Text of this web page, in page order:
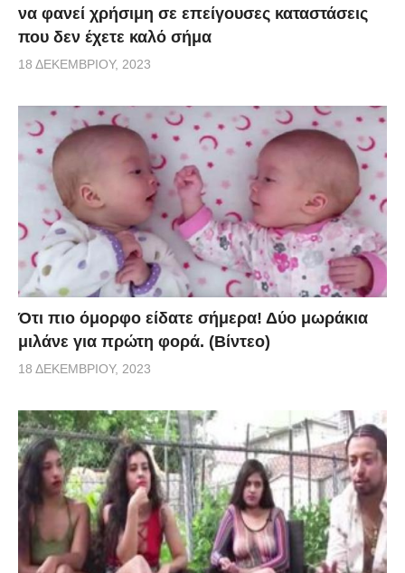
να φανεί χρήσιμη σε επείγουσες καταστάσεις
που δεν έχετε καλό σήμα
18 ΔΕΚΕΜΒΡΊΟΥ, 2023
Ότι πιο όμορφο είδατε σήμερα! Δύο μωράκια
μιλάνε για πρώτη φορά. (Βίντεο)
18 ΔΕΚΕΜΒΡΊΟΥ, 2023